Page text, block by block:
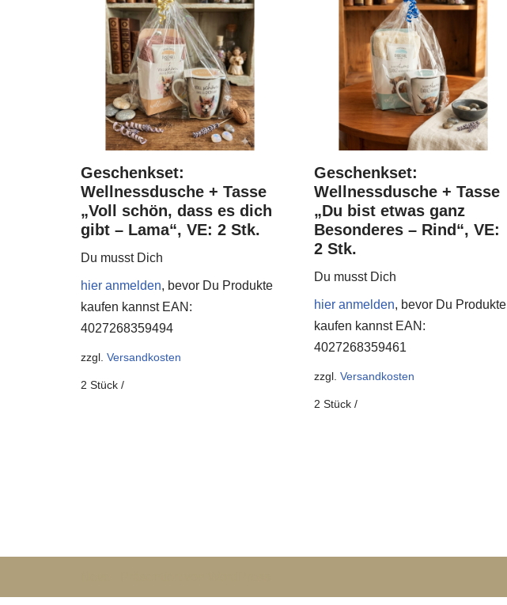
Geschenkset:
Wellnessdusche + Tasse
„Voll schön, dass es dich
gibt – Lama“, VE: 2 Stk.
Du musst Dich
hier anmelden, bevor Du Produkte
kaufen kannst EAN:
4027268359494
zzgl. Versandkosten
2 Stück /
Geschenkset:
Wellnessdusche + Tasse
„Du bist etwas ganz
Besonderes – Rind“, VE:
2 Stk.
Du musst Dich
hier anmelden, bevor Du Produkte
kaufen kannst EAN:
4027268359461
zzgl. Versandkosten
2 Stück/